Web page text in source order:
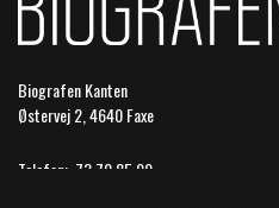
Biografen Kanten
Østervej 2, 4640 Faxe
Telefon: 73 70 85 99